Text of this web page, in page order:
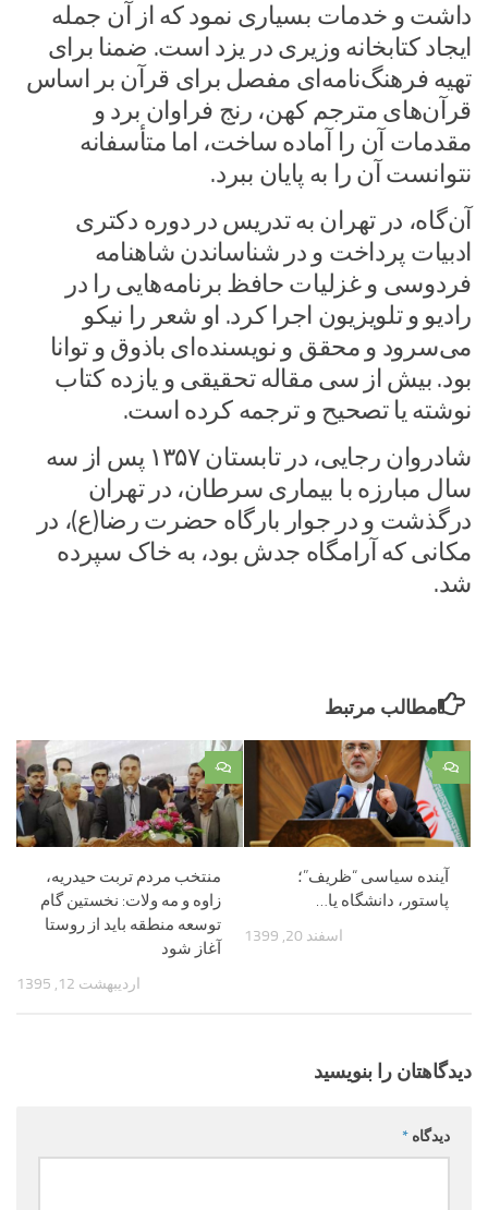
داشت و خدمات بسیارى نمود که از آن جمله
ایجاد کتابخانه وزیرى در یزد است. ضمنا براى
تهیه فرهنگ‌نامه‌اى مفصل براى قرآن بر اساس
قرآن‌هاى مترجم کهن، رنج فراوان برد و
مقدمات آن را آماده ساخت، اما متأسفانه
نتوانست آن را به پایان ببرد.
آن‌گاه، در تهران به تدریس در دوره دکترى
ادبیات پرداخت و در شناساندن شاهنامه
فردوسى و غزلیات حافظ برنامه‌هایى را در
رادیو و تلویزیون اجرا کرد. او شعر را نیکو
مى‌سرود و محقق و نویسنده‌اى باذوق و توانا
بود. بیش از سى مقاله تحقیقى و یازده کتاب
نوشته یا تصحیح و ترجمه کرده است.
شادروان رجایى، در تابستان ۱۳۵۷ پس از سه
سال مبارزه با بیمارى سرطان، در تهران
درگذشت و در جوار بارگاه حضرت رضا(ع)، در
مکانى که آرامگاه جدش بود، به خاک سپرده
شد.
مطالب مرتبط
۰
منتخب مردم تربت حیدریه،
زاوه و مه ولات: نخستین گام
توسعه منطقه باید از روستا
آغاز شود
اردیبهشت 12, 1395
۰
آینده سیاسی “ظریف”؛
پاستور، دانشگاه یا…
اسفند 20, 1399
دیدگاهتان را بنویسید
دیدگاه *